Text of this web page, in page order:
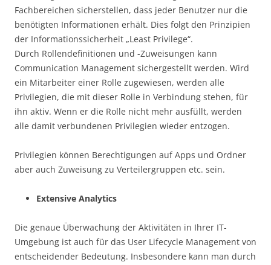
Fachbereichen sicherstellen, dass jeder Benutzer nur die
benötigten Informationen erhält. Dies folgt den Prinzipien
der Informationssicherheit „Least Privilege“.
Durch Rollendefinitionen und -Zuweisungen kann
Communication Management sichergestellt werden. Wird
ein Mitarbeiter einer Rolle zugewiesen, werden alle
Privilegien, die mit dieser Rolle in Verbindung stehen, für
ihn aktiv. Wenn er die Rolle nicht mehr ausfüllt, werden
alle damit verbundenen Privilegien wieder entzogen.
Privilegien können Berechtigungen auf Apps und Ordner
aber auch Zuweisung zu Verteilergruppen etc. sein.
Extensive Analytics
Die genaue Überwachung der Aktivitäten in Ihrer IT-
Umgebung ist auch für das User Lifecycle Management von
entscheidender Bedeutung. Insbesondere kann man durch